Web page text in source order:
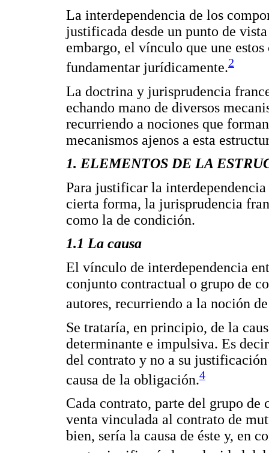
La interdependencia de los
justificada desde un punto de
embargo, el vínculo que une
fundamentar jurídicamente.2
La doctrina y jurisprudencia
echando mano de diversos
recurriendo a nociones que
mecanismos ajenos a esta
1. ELEMENTOS DE LA
Para justificar la
cierta forma, la jurisprudencia
como la de condición.
1.1 La causa
El vínculo de interdependencia
conjunto contractual o grupo de
autores, recurriendo a la noción
Se trataría, en principio, de la
determinante e impulsiva. Es
del contrato y no a su
causa de la obligación.4
Cada contrato, parte del grupo de
venta vinculada al contrato de
bien, sería la causa de éste y, en